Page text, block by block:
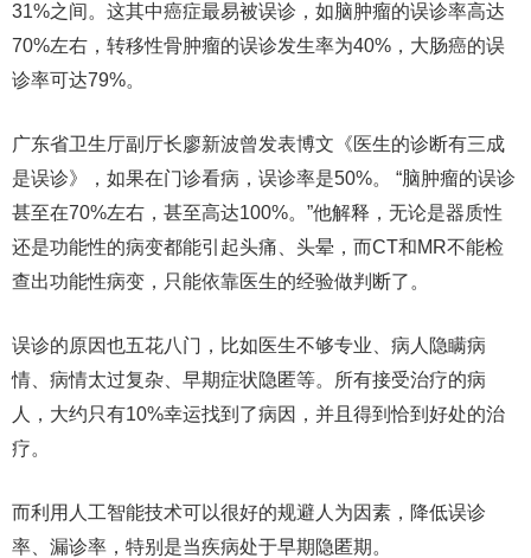
31%之间。这其中癌症最易被误诊，如脑肿瘤的误诊率高达
70%左右，转移性骨肿瘤的误诊发生率为40%，大肠癌的误
诊率可达79%。
广东省卫生厅副厅长廖新波曾发表博文《医生的诊断有三成
是误诊》，如果在门诊看病，误诊率是50%。 “脑肿瘤的误诊
甚至在70%左右，甚至高达100%。”他解释，无论是器质性
还是功能性的病变都能引起头痛、头晕，而CT和MR不能检
查出功能性病变，只能依靠医生的经验做判断了。
误诊的原因也五花八门，比如医生不够专业、病人隐瞒病
情、病情太过复杂、早期症状隐匿等。所有接受治疗的病
人，大约只有10%幸运找到了病因，并且得到恰到好处的治
疗。
而利用人工智能技术可以很好的规避人为因素，降低误诊
率、漏诊率，特别是当疾病处于早期隐匿期。